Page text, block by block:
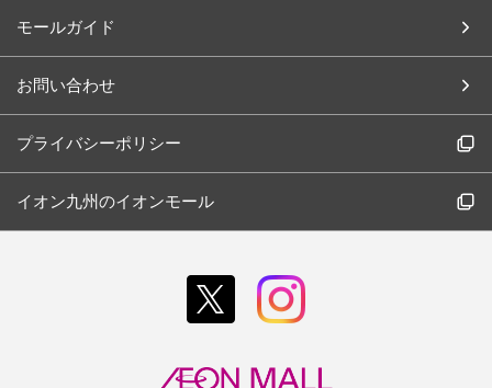
モールガイド
お問い合わせ
プライバシーポリシー
イオン九州のイオンモール